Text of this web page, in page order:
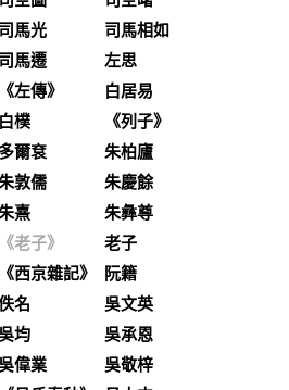
司馬光
司馬相如
司馬遷
左思
《左傳》
白居易
白樸
《列子》
多爾袞
朱柏廬
朱敦儒
朱慶餘
朱熹
朱彝尊
《老子》
老子
《西京雜記》
阮籍
名
吳文英
均
吳承恩
偉業
吳敬梓